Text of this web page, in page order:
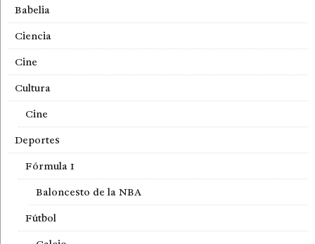
Babelia
Ciencia
Cine
Cultura
Cine
Deportes
Fórmula 1
Baloncesto de la NBA
Fútbol